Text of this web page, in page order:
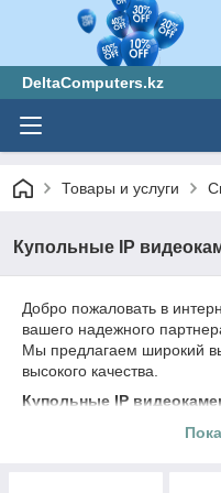
DeltaComputers.kz
Товары и услуги
Купольные IP
Добро пожаловать в
вашего надежного
Мы предлагаем широкий
высокого качества.
Купольные IP
обладают передовыми